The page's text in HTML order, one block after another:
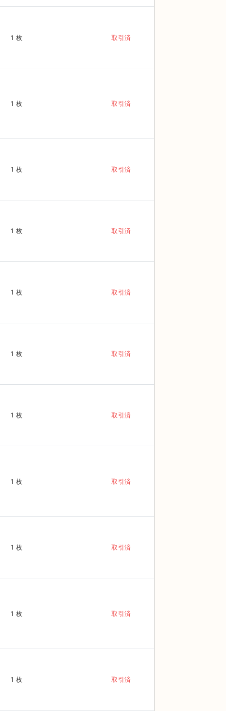
1 枚 取引済
1 枚 取引済
1 枚 取引済
1 枚 取引済
1 枚 取引済
1 枚 取引済
1 枚 取引済
1 枚 取引済
1 枚 取引済
1 枚 取引済
1 枚 取引済